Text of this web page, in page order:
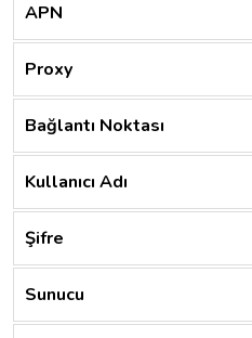
APN
Proxy
Bağlantı Noktası
Kullanıcı Adı
Şifre
Sunucu